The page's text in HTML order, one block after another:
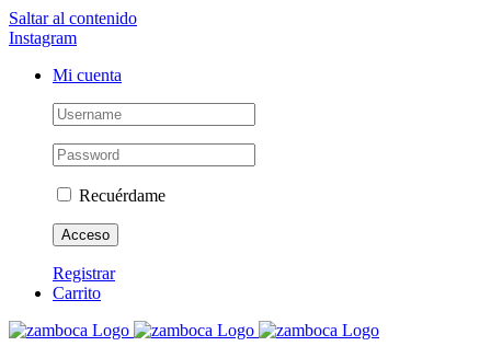
Saltar al contenido
Instagram
Mi cuenta
Recuérdame
Registrar
Carrito